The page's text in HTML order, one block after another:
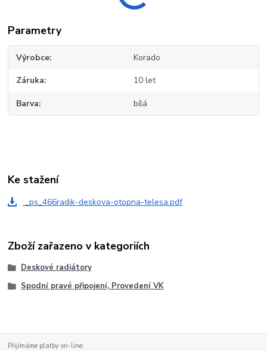
Parametry
Výrobce Korado
Záruka 10 let
Barva bílá
Ke stažení
_ps_466radik-deskova-otopna-telesa.pdf
Zboží zařazeno v kategoriích
Deskové radiátory
Spodní pravé připojení, Provedení VK
Přijímáme platby on-line: